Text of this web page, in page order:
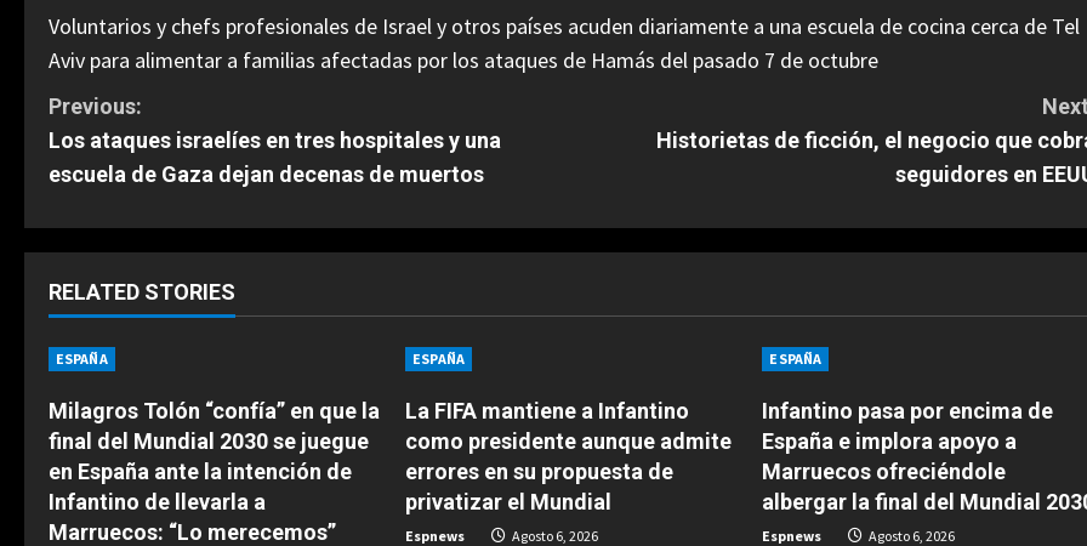
Voluntarios y chefs profesionales de Israel y otros países acuden diariamente a una escuela de cocina cerca de Tel
Aviv para alimentar a familias afectadas por los ataques de Hamás del pasado 7 de octubre
C
o
t
i
n
u
e
R
Previous:
Los ataques israelíes en tres hospitales y una
escuela de Gaza dejan decenas de muertos
Historietas de ficción, el negocio que
seguidores en
RELATED STORIES
ESPAÑA
Milagros Tolón “confía” en que la
final del Mundial 2030 se juegue
en España ante la intención de
Infantino de llevarla a
Marruecos: “Lo merecemos”
ESPAÑA
La FIFA mantiene a Infantino
como presidente aunque admite
errores en su propuesta de
privatizar el Mundial
Espnews Agosto 6, 2026
ESPAÑA
Infantino pasa por encima de
España e implora apoyo a
Marruecos ofreciéndole
albergar la final del Mundial
Espnews Agosto 6, 2026